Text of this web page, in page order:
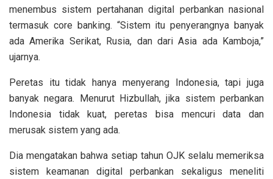
menembus sistem pertahanan digital perbankan nasional
termasuk core banking. “Sistem itu penyerangnya banyak
ada Amerika Serikat, Rusia, dan dari Asia ada Kamboja,”
ujarnya.
Peretas itu tidak hanya menyerang Indonesia, tapi juga
banyak negara. Menurut Hizbullah, jika sistem perbankan
Indonesia tidak kuat, peretas bisa mencuri data dan
merusak sistem yang ada.
Dia mengatakan bahwa setiap tahun OJK selalu memeriksa
sistem keamanan digital perbankan sekaligus meneliti